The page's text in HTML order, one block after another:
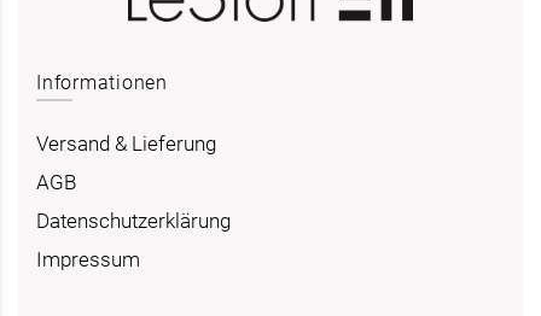
Informationen
Versand & Lieferung
AGB
Datenschutzerklärung
Impressum